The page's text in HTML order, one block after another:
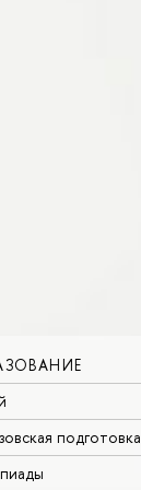
подготовка